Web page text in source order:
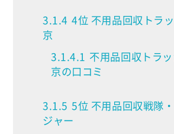
3.1.4 4位 不用品回収トラ
京
3.1.4.1 不用品回収トラ
京の口コミ
3.1.5 5位 不用品回収戦隊
ジャー